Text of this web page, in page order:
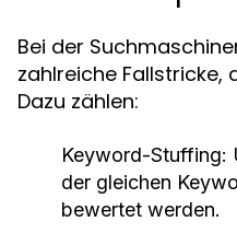
Bei der
zahlreiche Fallstricke,
Dazu zählen:
Keyword-Stuffing:
der gleichen
bewertet werden.